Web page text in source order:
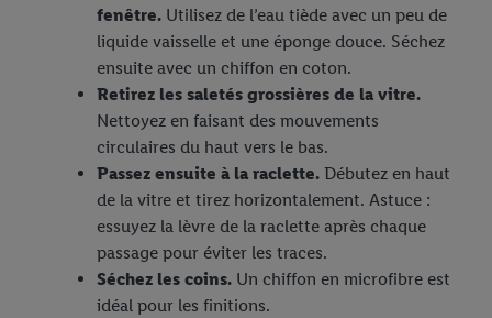
fenêtre. Utilisez de l’eau tiède avec un peu de
liquide vaisselle et une éponge douce. Séchez
ensuite avec un chiffon en coton.
Retirez les saletés grossières de la vitre.
Nettoyez en faisant des mouvements
circulaires du haut vers le bas.
Passez ensuite à la raclette. Débutez en haut
de la vitre et tirez horizontalement. Astuce :
essuyez la lèvre de la raclette après chaque
passage pour éviter les traces.
Séchez les coins. Un chiffon en microfibre est
idéal pour les finitions.